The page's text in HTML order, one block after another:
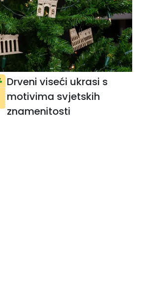
Drveni viseći ukrasi s
motivima svjetskih
znamenitosti